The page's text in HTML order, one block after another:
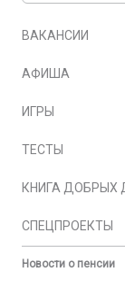
ВАКАНСИИ
АФИША
ИГРЫ
ТЕСТЫ
КНИГА ДОБРЫХ
СПЕЦПРОЕКТЫ
Новости о пенсии